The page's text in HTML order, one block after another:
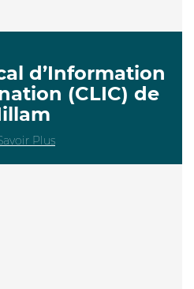
d’Information
(CLIC) de
Plus